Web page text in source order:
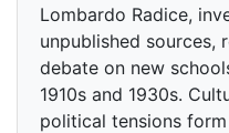
Lombardo Radice,
unpublished sources,
debate on new
1910s and 1930s.
political tensions